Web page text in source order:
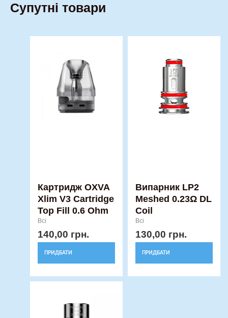
Супутні товари
Картридж OXVA
Xlim V3 Cartridge
Top Fill 0.6 Ohm
Всі
140,00 грн.
ПРИДБАТИ
Випарник LP2
Meshed 0.23Ω DL
Coil
Всі
130,00 грн.
ПРИДБАТИ